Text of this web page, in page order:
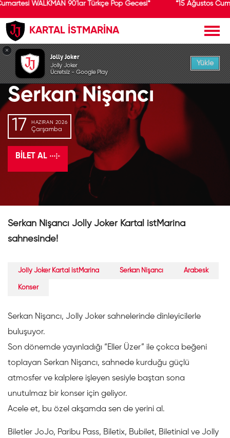
WALKMAN 90'lar Türkçe Pop Gecesi* *15 Ağustos
KARTAL İSTMARİNA
GEÇMİŞ ETKİNLİK
Serkan Nişancı
17 HAZIRAN 2026
Çarşamba
BILET AL
Serkan Nişancı Jolly Joker Kartal istMarina
sahnesinde!
Jolly Joker Kartal istMarina Serkan Nişancı Arabesk
Konser
Serkan Nişancı, Jolly Joker sahnelerinde dinleyicilerle
buluşuyor. ⁣⁣
Son dönemde yayınladığı “Eller Üzer” ile çokca beğeni
toplayan Serkan Nişancı, sahnede kurduğu güçlü
atmosfer ve kalplere işleyen sesiyle baştan sona
unutulmaz bir konser için geliyor. ⁣⁣
Acele et, bu özel akşamda sen de yerini al. ⁣⁣
Biletler JoJo, Paribu Pass, Biletix, Bubilet, Biletinial ve Jolly
×
Jolly Joker
Jolly Joker
Ücretsiz - Google Play
Yükle